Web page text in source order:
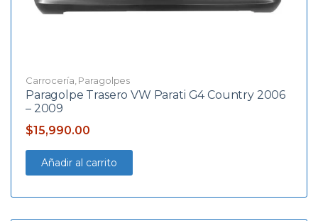
Carrocería Paragolpes
Paragolpe Trasero VW Parati G4 Country 2006
– 2009
$15,990.00
Añadir al carrito